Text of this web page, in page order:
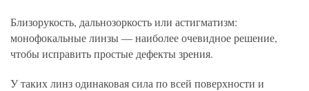
Близорукость, дальнозоркость или астигматизм:
монофокальные линзы ― наиболее очевидное решение,
чтобы исправить простые дефекты зрения.
У таких линз одинаковая сила по всей поверхности и